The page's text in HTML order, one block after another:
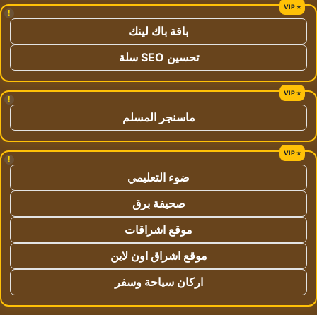
!
باقة باك لينك
تحسين SEO سلة
!
ماسنجر المسلم
!
ضوء التعليمي
صحيفة برق
موقع اشراقات
موقع اشراق اون لاين
اركان سياحة وسفر